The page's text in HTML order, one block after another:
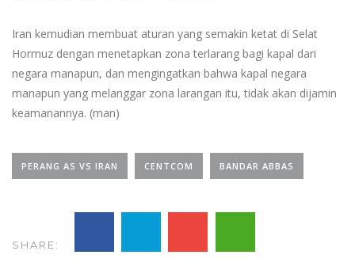
Iran kemudian membuat aturan yang semakin ketat di Selat
Hormuz dengan menetapkan zona terlarang bagi kapal dari
negara manapun, dan mengingatkan bahwa kapal negara
manapun yang melanggar zona larangan itu, tidak akan dijamin
keamanannya. (man)
PERANG AS VS IRAN CENTCOM BANDAR ABBAS
SHARE: